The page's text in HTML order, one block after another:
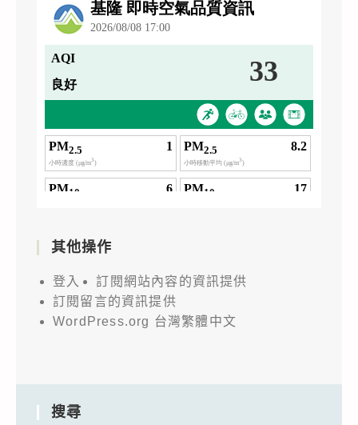
其他操作
登入
訂閱網站內容的資訊提供
訂閱留言的資訊提供
WordPress.org 台灣繁體中文
搜尋